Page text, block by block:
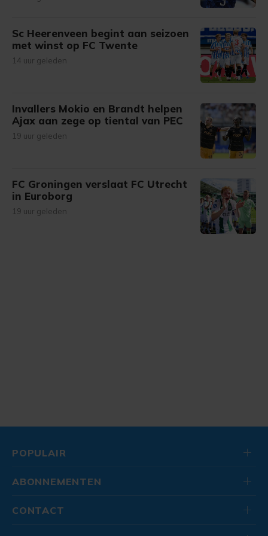
Sc Heerenveen begint aan seizoen
met winst op FC Twente
14 uur geleden
Invallers Mokio en Brandt helpen
Ajax aan zege op tiental van PEC
19 uur geleden
FC Groningen verslaat FC Utrecht
in Euroborg
19 uur geleden
POPULAIR
ABONNEMENTEN
CONTACT